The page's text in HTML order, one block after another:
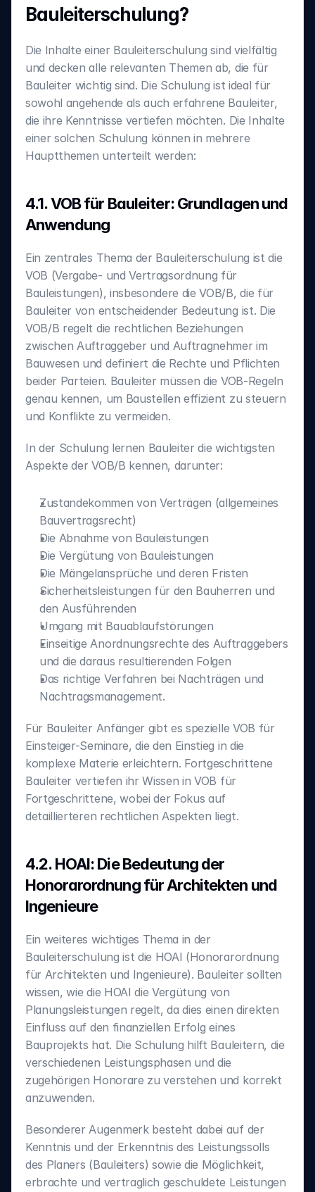
Bauleiterschulung?
Die Inhalte einer Bauleiterschulung sind vielfältig
und decken alle relevanten Themen ab, die für
Bauleiter wichtig sind. Die Schulung ist ideal für
sowohl angehende als auch erfahrene Bauleiter,
die ihre Kenntnisse vertiefen möchten. Die Inhalte
einer solchen Schulung können in mehrere
Hauptthemen unterteilt werden:‍
4.1. VOB für Bauleiter: Grundlagen und
Anwendung
‍Ein zentrales Thema der Bauleiterschulung ist die
VOB (Vergabe- und Vertragsordnung für
Bauleistungen), insbesondere die VOB/B, die für
Bauleiter von entscheidender Bedeutung ist. Die
VOB/B regelt die rechtlichen Beziehungen
zwischen Auftraggeber und Auftragnehmer im
Bauwesen und definiert die Rechte und Pflichten
beider Parteien. Bauleiter müssen die VOB-Regeln
genau kennen, um Baustellen effizient zu steuern
und Konflikte zu vermeiden.
In der Schulung lernen Bauleiter die wichtigsten
Aspekte der VOB/B kennen, darunter:
Zustandekommen von Verträgen (allgemeines
Bauvertragsrecht)
Die Abnahme von Bauleistungen
Die Vergütung von Bauleistungen
Die Mängelansprüche und deren Fristen
Sicherheitsleistungen für den Bauherren und
den Ausführenden
Umgang mit Bauablaufstörungen
Einseitige Anordnungsrechte des Auftraggebers
und die daraus resultierenden Folgen
Das richtige Verfahren bei Nachträgen und
Nachtragsmanagement.
Für Bauleiter Anfänger gibt es spezielle VOB für
Einsteiger-Seminare, die den Einstieg in die
komplexe Materie erleichtern. Fortgeschrittene
Bauleiter vertiefen ihr Wissen in VOB für
Fortgeschrittene, wobei der Fokus auf
detaillierteren rechtlichen Aspekten liegt.
4.2. HOAI: Die Bedeutung der
Honorarordnung für Architekten und
Ingenieure
‍Ein weiteres wichtiges Thema in der
Bauleiterschulung ist die HOAI (Honorarordnung
für Architekten und Ingenieure). Bauleiter sollten
wissen, wie die HOAI die Vergütung von
Planungsleistungen regelt, da dies einen direkten
Einfluss auf den finanziellen Erfolg eines
Bauprojekts hat. Die Schulung hilft Bauleitern, die
verschiedenen Leistungsphasen und die
zugehörigen Honorare zu verstehen und korrekt
anzuwenden.
Besonderer Augenmerk besteht dabei auf der
Kenntnis und der Erkenntnis des Leistungssolls
des Planers (Bauleiters) sowie die Möglichkeit,
erbrachte und vertraglich geschuldete Leistungen